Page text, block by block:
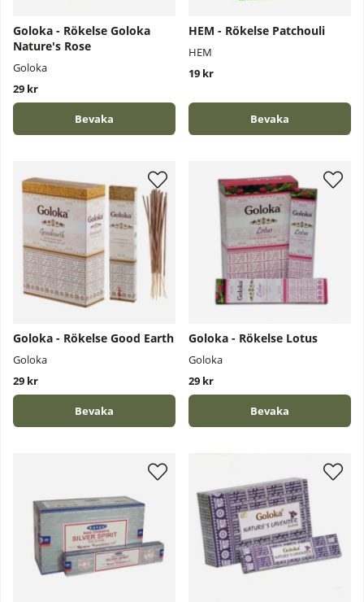
Goloka - Rökelse Goloka
Nature's Rose
Goloka
29 kr
Bevaka
HEM - Rökelse Patchouli
HEM
19 kr
Bevaka
Goloka - Rökelse Good Earth
Goloka
29 kr
Bevaka
Goloka - Rökelse Lotus
Goloka
29 kr
Bevaka